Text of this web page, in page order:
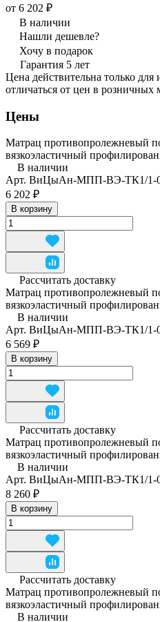
от 6 202 ₽
В наличии
Нашли дешевле?
Хочу в подарок
Гарантия 5 лет
Цена действительна только
отличаться от цен в розничных
Цены
Матрац противопролежневый
вязкоэластичный
В наличии
Арт. ВиЦыАн-МПП-ВЭ-ТК1/1-
6 202 ₽
В корзину
Рассчитать доставку
Матрац противопролежневый
вязкоэластичный
В наличии
Арт. ВиЦыАн-МПП-ВЭ-ТК1/1-
6 569 ₽
В корзину
Рассчитать доставку
Матрац противопролежневый
вязкоэластичный
В наличии
Арт. ВиЦыАн-МПП-ВЭ-ТК1/1-
8 260 ₽
В корзину
Рассчитать доставку
Матрац противопролежневый
вязкоэластичный
В наличии